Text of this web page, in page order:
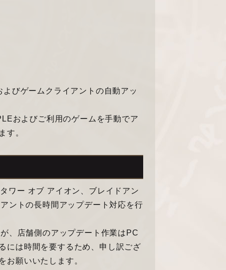
びゲームクライアントの自動アッ
およびご利用のゲームを手動でア
す。
ワー オブ アイオン、ブレイドアン
ントの長時間アップデート対応を行
、店舗側のアップデート作業はPC
には時間を要するため、申し訳ござ
お願いいたします。